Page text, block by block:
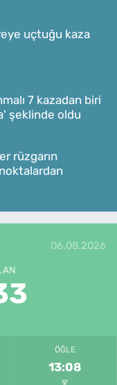
uçtuğu kaza
7 kazadan biri
şeklinde oldu
rüzgarın
06.08.2026
ÖĞLE
13:08